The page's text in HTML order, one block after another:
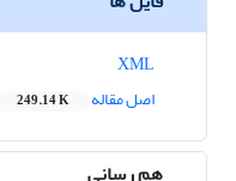
اصل مقاله
249.14 K
هم رسانی